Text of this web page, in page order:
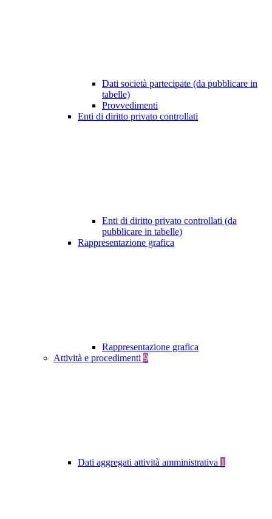
Dati società partecipate (da pubblicare in
tabelle)
Provvedimenti
Enti di diritto privato controllati
Enti di diritto privato controllati (da
pubblicare in tabelle)
Rappresentazione grafica
Rappresentazione grafica
Attività e procedimenti 9
Dati aggregati attività amministrativa 1